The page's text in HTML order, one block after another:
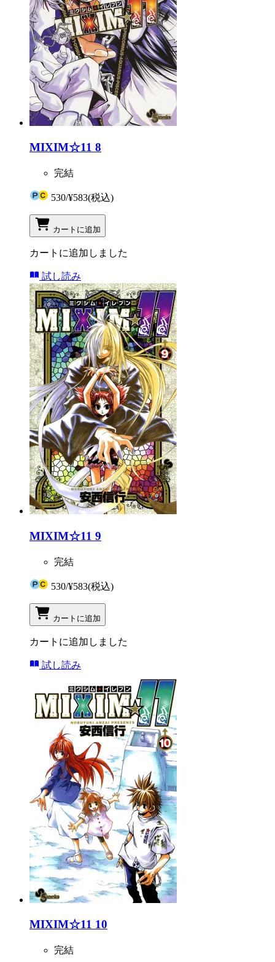
MIXIM☆11 8
完結
530/¥583(税込)
カートに追加
カートに追加しました
試し読み
MIXIM☆11 9
完結
530/¥583(税込)
カートに追加
カートに追加しました
試し読み
MIXIM☆11 10
完結